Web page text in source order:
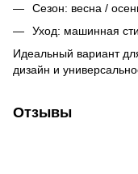
Сезон: весна /
Уход: машинная
Идеальный вариант
дизайн и
Отзывы